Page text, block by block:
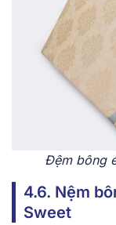
Đệm bông
4.6. Nệm
Sweet